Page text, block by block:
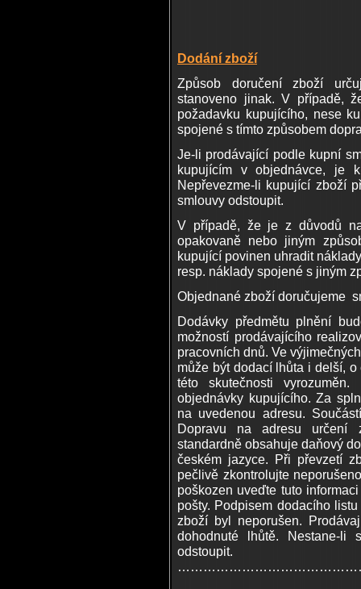
Dodání zboží
Způsob doručení zboží
stanoveno jinak. V případě,
požadavku kupujícího, nese
spojené s tímto způsobem
Je-li prodávající podle kupní
kupujícím v objednávce, je
Nepřevezme-li kupující zboží
smlouvy odstoupit.
V případě, že je z důvodů
opakovaně nebo jiným
kupující povinen uhradit
resp. náklady spojené s jiným
Objednané zboží doručujeme
Dodávky předmětu plnění
možností prodávajícího
pracovních dnů. Ve
může být dodací lhůta i delší,
této skutečnosti
objednávky kupujícího. Za
na uvedenou adresu.
Dopravu na adresu určení
standardně obsahuje daňový
českém jazyce. Při převzetí
pečlivě zkontrolujte
poškozen uveďte tuto
pošty. Podpisem dodacího
zboží byl neporušen.
dohodnuté lhůtě. Nestane-
odstoupit.